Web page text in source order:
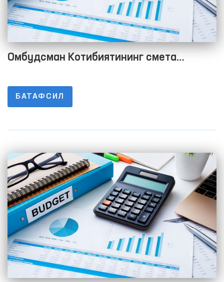
Омбудсман Котибиятининг смета
Ҳисобот 2023 йил 2-чорак
БАТАФСИЛ